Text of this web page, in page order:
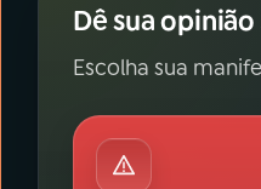
Dê sua
Escolha sua